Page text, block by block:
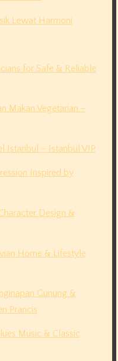
Lewat Harmoni
for Safe & Reliable
Makan Vegetarian –
Istanbul – Istanbul VIP
Inspired by
Design &
Home & Lifestyle
Gunung &
Prancis
Music & Classic